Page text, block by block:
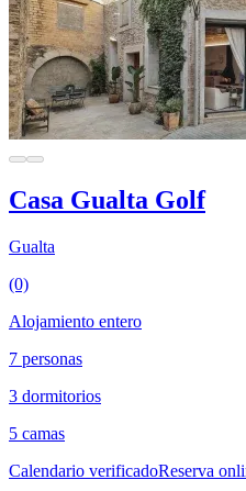
Casa Gualta Golf
Gualta
(0)
Alojamiento entero
7 personas
3 dormitorios
5 camas
Calendario verificadoReserva